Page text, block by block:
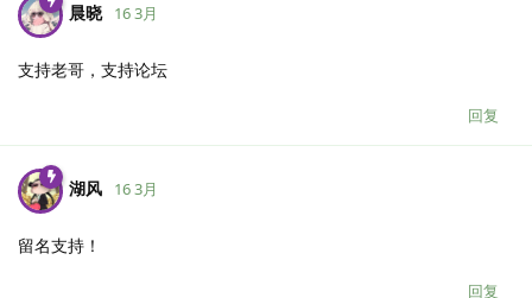
晨晓 16 3月
支持老哥，支持论坛
回复
湖风 16 3月
留名支持！
回复